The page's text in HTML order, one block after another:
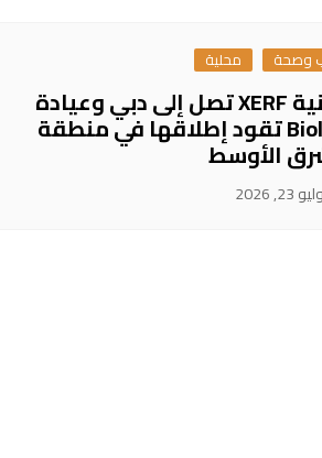
وصحة محلية
تقنية XERF تصل إلى دبي وعيادة
Biolite تقود إطلاقها في منطقة
الأوسط
23, 2026